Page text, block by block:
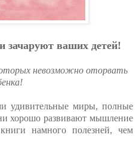
зачаруют ваших детей!
невозможно оторвать
удивительные миры, полные
хорошо развивают мышление
намного полезней, чем